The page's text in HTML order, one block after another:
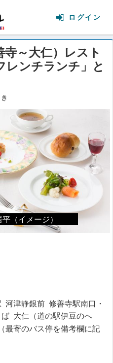
寺～大仁）レスト
レンチランチ」と
（イメージ）
Next
河津静銀前 修善寺駅南口・
大仁（道の駅伊豆のへ
最寄のバス停を備考欄に記